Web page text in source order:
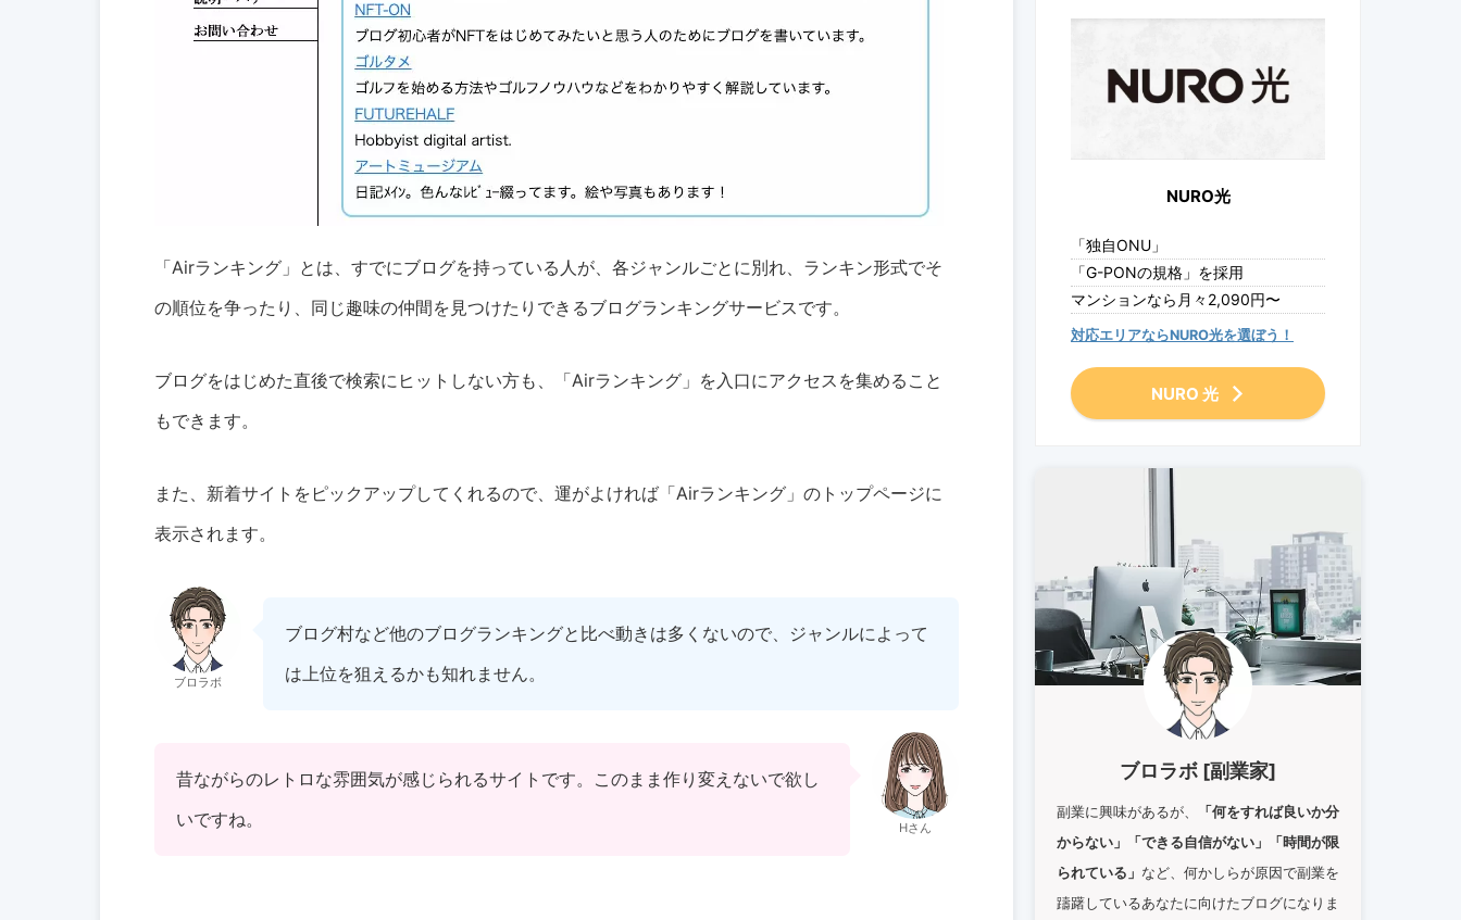
「Airランキング」とは、すでにブログを持っている人が、各ジャンルごとに別れ、ランキン形式でそ
の順位を争ったり、同じ趣味の仲間を見つけたりできるブログランキングサービスです。
ブログをはじめた直後で検索にヒットしない方も、「Airランキング」を入口にアクセスを集めること
もできます。
また、新着サイトをピックアップしてくれるので、運がよければ「Airランキング」のトップページに
表示されます。
ブロラボ
ブログ村など他のブログランキングと比べ動きは多くないので、ジャンルによって
は上位を狙えるかも知れません。
昔ながらのレトロな雰囲気が感じられるサイトです。このまま作り変えないで欲し
いですね。
Hさん
NURO光
「独自ONU」
「G-PONの規格」を採用
マンションなら月々2,090円〜
対応エリアならNURO光を選ぼう！
NURO 光
ブロラボ [副業家]
副業に興味があるが、
「何をすれば良いか分
からない」「できる自信がない」「時間が限
られている」 など、何かしらが原因で副業を
躊躇しているあなたに向けたブログになりま